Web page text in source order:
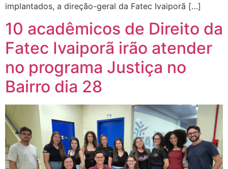
implantados, a direção-geral da Fatec Ivaiporã […]
10 acadêmicos de Direito da
Fatec Ivaiporã irão atender
no programa Justiça no
Bairro dia 28